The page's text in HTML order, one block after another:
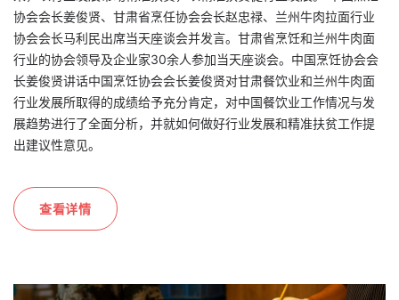
协会会长姜俊贤、甘肃省烹任协会会长赵忠禄、兰州牛肉拉面行业
协会会长马利民出席当天座谈会并发言。甘肃省烹饪和兰州牛肉面
行业的协会领导及企业家30余人参加当天座谈会。中国烹饪协会会
长姜俊贤讲话中国烹饪协会会长姜俊贤对甘肃餐饮业和兰州牛肉面
行业发展所取得的成绩给予充分肯定，对中国餐饮业工作情况与发
展趋势进行了全面分析，并就如何做好行业发展和精准扶贫工作提
出建议性意见。
查看详情